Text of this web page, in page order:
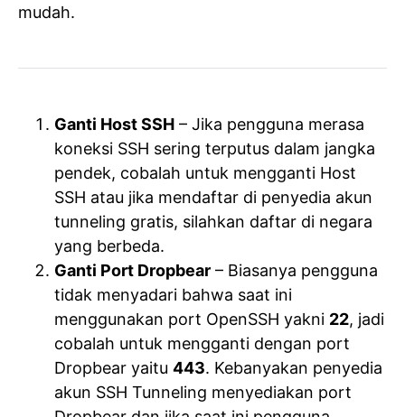
mudah.
Ganti Host SSH – Jika pengguna merasa
koneksi SSH sering terputus dalam jangka
pendek, cobalah untuk mengganti Host
SSH atau jika mendaftar di penyedia akun
tunneling gratis, silahkan daftar di negara
yang berbeda.
Ganti Port Dropbear – Biasanya pengguna
tidak menyadari bahwa saat ini
menggunakan port OpenSSH yakni 22, jadi
cobalah untuk mengganti dengan port
Dropbear yaitu 443. Kebanyakan penyedia
akun SSH Tunneling menyediakan port